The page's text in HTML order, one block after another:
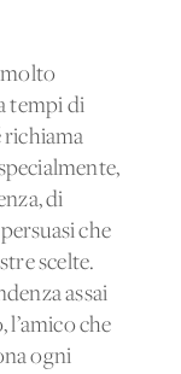
molto
tempi di
richiama
di
che
scelte.
assai
l’amico che
ogni